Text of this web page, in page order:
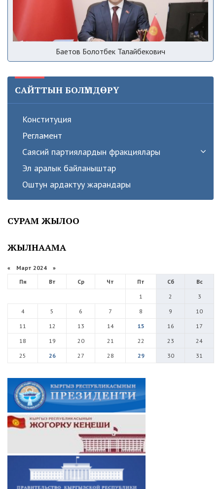
Баетов Болотбек Талайбекович
САЙТТЫН БОЛҮМДӨРҮ
Конституция
Регламент
Саясий партиялардын фракциялары
Эл аралык байланыштар
Оштун ардактуу жарандары
СУРАМ ЖЫЛОО
ЖЫЛНААМА
« Март 2024 »
Пн
Вт Ср Чт Пт Сб
Вс
1
2
3
4
5 6 7 8 9
10
11
12 13 14 15 16
17
18
19 20 21 22 23
24
25
26 27 28 29 30 31